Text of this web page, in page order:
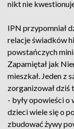
nikt nie
IPN przypomniał
relacje świadków
powstańczych
Zapamiętał jak
mieszkał. Jeden z
zorganizował dziś
- były opowieści o
dzieci wiele się o
zbudować żywy